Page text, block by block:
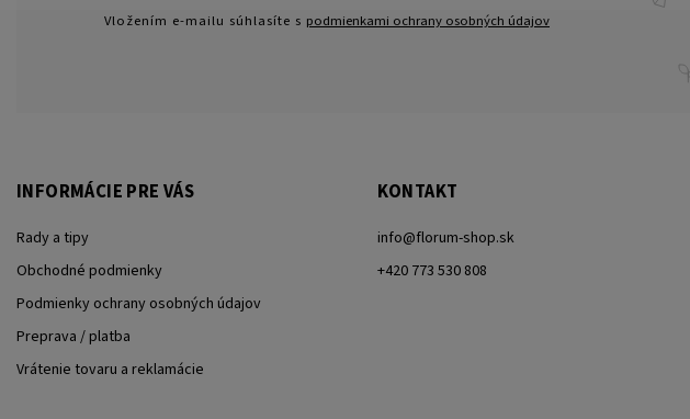
Vložením e-mailu súhlasíte s podmienkami ochrany osobných údajov
INFORMÁCIE PRE VÁS
Rady a tipy
Obchodné podmienky
Podmienky ochrany osobných údajov
Preprava / platba
Vrátenie tovaru a reklamácie
KONTAKT
info@florum-shop.sk
+420 773 530 808